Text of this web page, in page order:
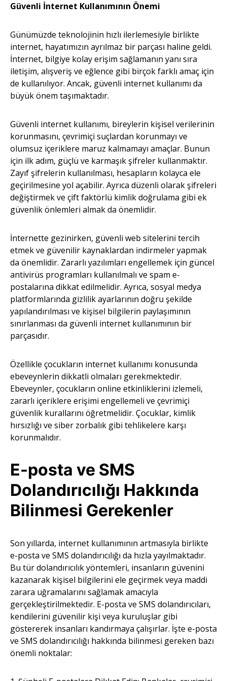
Güvenli İnternet Kullanımının Önemi
Günümüzde teknolojinin hızlı ilerlemesiyle birlikte
internet, hayatımızın ayrılmaz bir parçası haline geldi.
İnternet, bilgiye kolay erişim sağlamanın yanı sıra
iletişim, alışveriş ve eğlence gibi birçok farklı amaç için
de kullanılıyor. Ancak, güvenli internet kullanımı da
büyük önem taşımaktadır.
Güvenli internet kullanımı, bireylerin kişisel verilerinin
korunmasını, çevrimiçi suçlardan korunmayı ve
olumsuz içeriklere maruz kalmamayı amaçlar. Bunun
için ilk adım, güçlü ve karmaşık şifreler kullanmaktır.
Zayıf şifrelerin kullanılması, hesapların kolayca ele
geçirilmesine yol açabilir. Ayrıca düzenli olarak şifreleri
değiştirmek ve çift faktörlü kimlik doğrulama gibi ek
güvenlik önlemleri almak da önemlidir.
İnternette gezinirken, güvenli web sitelerini tercih
etmek ve güvenilir kaynaklardan indirmeler yapmak
da önemlidir. Zararlı yazılımları engellemek için güncel
antivirüs programları kullanılmalı ve spam e-
postalarına dikkat edilmelidir. Ayrıca, sosyal medya
platformlarında gizlilik ayarlarının doğru şekilde
yapılandırılması ve kişisel bilgilerin paylaşımının
sınırlanması da güvenli internet kullanımının bir
parçasıdır.
Özellikle çocukların internet kullanımı konusunda
ebeveynlerin dikkatli olmaları gerekmektedir.
Ebeveynler, çocukların online etkinliklerini izlemeli,
zararlı içeriklere erişimi engellemeli ve çevrimiçi
güvenlik kurallarını öğretmelidir. Çocuklar, kimlik
hırsızlığı ve siber zorbalık gibi tehlikelere karşı
korunmalıdır.
E-posta ve SMS
Dolandırıcılığı Hakkında
Bilinmesi Gerekenler
Son yıllarda, internet kullanımının artmasıyla birlikte
e-posta ve SMS dolandırıcılığı da hızla yayılmaktadır.
Bu tür dolandırıcılık yöntemleri, insanların güvenini
kazanarak kişisel bilgilerini ele geçirmek veya maddi
zarara uğramalarını sağlamak amacıyla
gerçekleştirilmektedir. E-posta ve SMS dolandırıcıları,
kendilerini güvenilir kişi veya kuruluşlar gibi
göstererek insanları kandırmaya çalışırlar. İşte e-posta
ve SMS dolandırıcılığı hakkında bilinmesi gereken bazı
önemli noktalar: